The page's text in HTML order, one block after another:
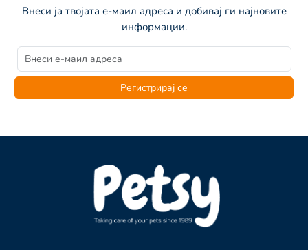
Внеси ја твојата е-маил адреса и добивај ги најновите
информации.
Регистрирај се